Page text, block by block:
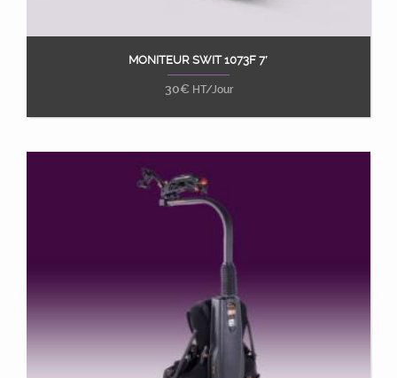
Ajouter au panier
MONITEUR SWIT 1073F 7′
30€ HT/Jour